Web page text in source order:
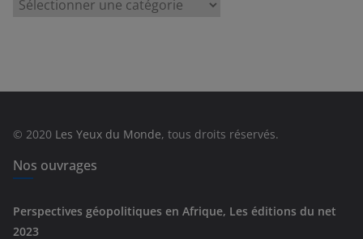
e
s
© 2020 Les Yeux du Monde, tous droits réservés.
Nos ouvrages
Perspectives géopolitiques en Afrique, Les éditions du net
2023